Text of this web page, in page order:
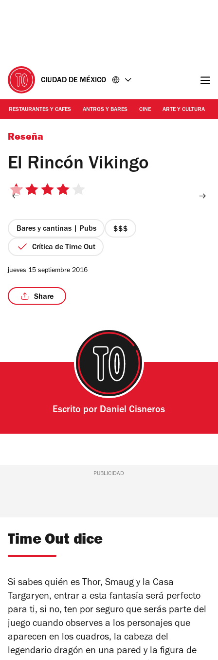
CIUDAD DE MÉXICO
RESTAURANTES Y CAFES ANTROS Y BARES CINE ARTE Y CULTURA
Foto: Edgar Leal
Reseña
El Rincón Vikingo
4
estrellas
Bares y cantinas | Pubs
precio
Crítica de Time Out
jueves 15 septiembre 2016
Share
Escrito por Daniel Cisneros
PUBLICIDAD
Time Out dice
Si sabes quién es Thor, Smaug y la Casa
Targaryen, entrar a esta fantasía será perfecto
para ti, si no, ten por seguro que serás parte del
juego cuando observes a los personajes que
aparecen en los cuadros, la cabeza del
legendario dragón en una pared y la figura de